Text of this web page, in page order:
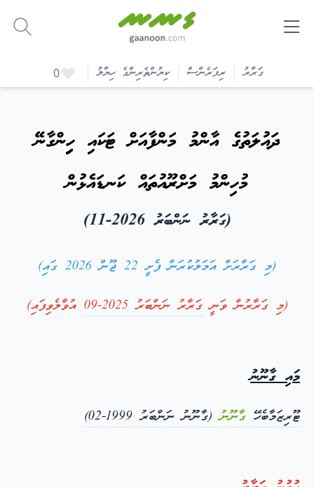
ގަރާރު ރިފަރެންސް ކިޔުންތެރިންގެ ހިޔާލު 0
ދައުލަތުގެ އާންމު މަންފާއަށް ޓަކައި ހިިިިިިިންގާނޭ
މުހިންމު މަށްރޫއުތައް ކަނޑައެޅުން
(ގަރާރު ނަންބަރު 2026-11)
(މި ގަރާރަށް އަމަލުކުރަން ފެށީ 22 ޖޫން 2026 ގައި)
(މި ގަރާރުން ވަނީގަރާރު ނަންބަރު 2025-09 އުވާލެވިފައި)
މައި ގާނޫނު
ޓޫރިޒަމާބެހޭ ގާނޫނު(ގާނޫނު ނަންބަރު 1999-02)